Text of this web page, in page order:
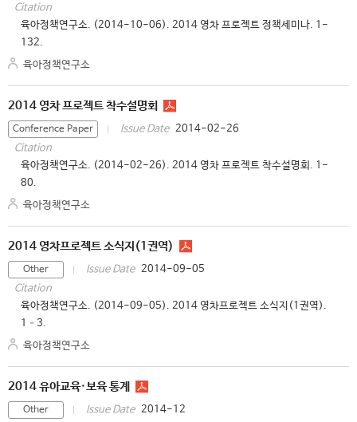
Citation
육아정책연구소. (2014-10-06). 2014 영차 프로젝트 정책세미나. 1-
132.
육아정책연구소
2014 영차 프로젝트 착수설명회
Conference Paper Issue Date 2014-02-26
Citation
육아정책연구소. (2014-02-26). 2014 영차 프로젝트 착수설명회. 1-
80.
육아정책연구소
2014 영차프로젝트 소식지(1권역)
Other Issue Date 2014-09-05
Citation
육아정책연구소. (2014-09-05). 2014 영차프로젝트 소식지(1권역).
1–3.
육아정책연구소
2014 유아교육·보육 통계
Other Issue Date 2014-12